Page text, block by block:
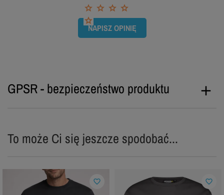
NAPISZ OPINIĘ
GPSR - bezpieczeństwo produktu
To może Ci się jeszcze spodobać...
favorite_border favorite_border